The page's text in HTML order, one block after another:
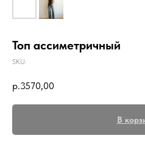
Топ ассиметричный
SKU:
р.3570,00
В